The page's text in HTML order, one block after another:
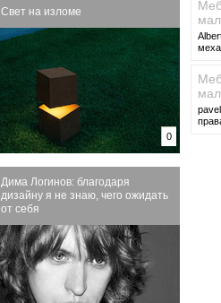
Свет на изломе
0
Дима Логинов: благодаря
дизайну я не знаю, чего ожидать
от себя